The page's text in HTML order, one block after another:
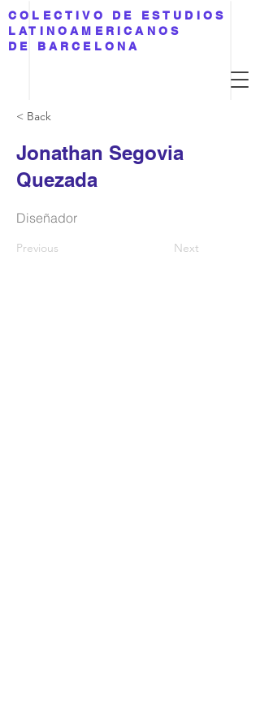
COLECTIVO DE ESTUDIOS
LATINOAMERICANOS
DE BARCELONA
< Back
Jonathan Segovia
Quezada
Diseñador
Previous Next